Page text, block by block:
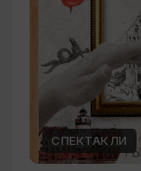
СПЕКТАКЛИ